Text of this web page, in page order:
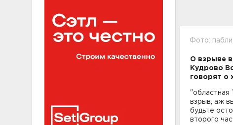
Фото:
О взрыве
Кудрово
говорят о
"областная 1.
взрыв, аж
будьте
второго